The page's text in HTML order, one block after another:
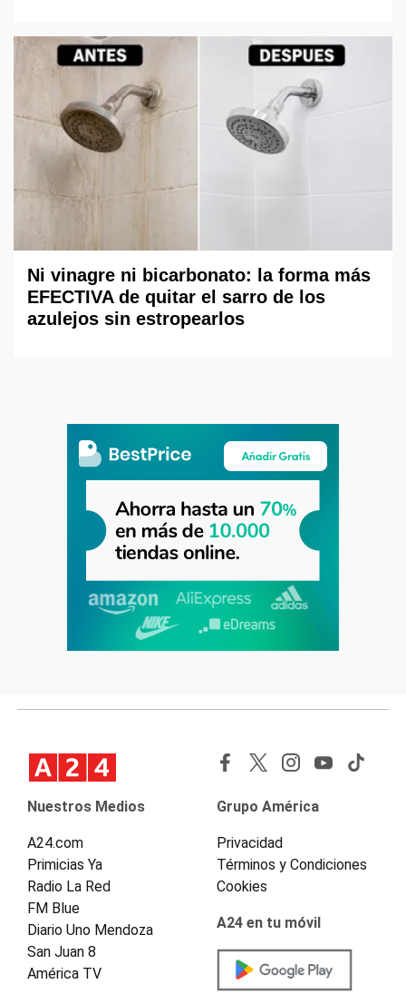
Ni vinagre ni bicarbonato: la forma más
EFECTIVA de quitar el sarro de los
azulejos sin estropearlos
Nuestros Medios
A24.com
Primicias Ya
Radio La Red
FM Blue
Diario Uno Mendoza
San Juan 8
América TV
Grupo América
Privacidad
Términos y Condiciones
Cookies
A24 en tu móvil